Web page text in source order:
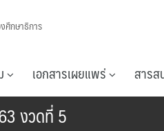
ศึกษาธิการ
เอกสารเผยแพร่ สารส
งวดที่ 5